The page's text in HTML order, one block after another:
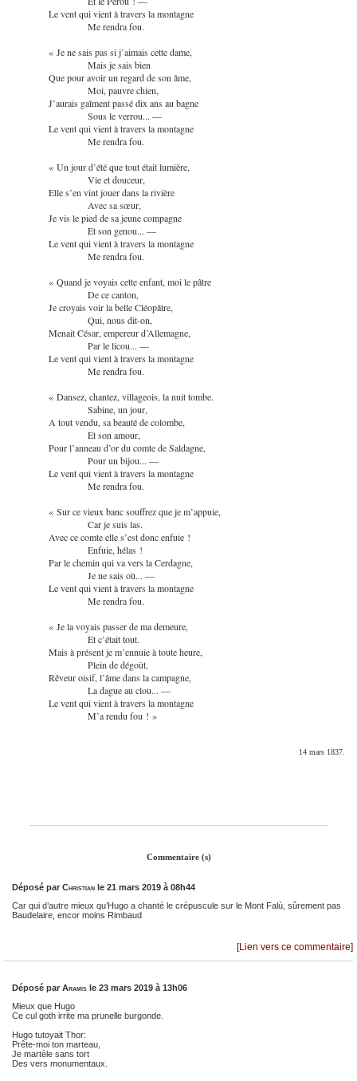
Le vent qui vient à travers la montagne
Me rendra fou.
« Je ne sais pas si j’aimais cette dame,
Mais je sais bien
Que pour avoir un regard de son âme,
Moi, pauvre chien,
J’aurais gaîment passé dix ans au bagne
Sous le verrou... —
Le vent qui vient à travers la montagne
Me rendra fou.
« Un jour d’été que tout était lumière,
Vie et douceur,
Elle s’en vint jouer dans la rivière
Avec sa sœur,
Je vis le pied de sa jeune compagne
Et son genou... —
Le vent qui vient à travers la montagne
Me rendra fou.
« Quand je voyais cette enfant, moi le pâtre
De ce canton,
Je croyais voir la belle Cléopâtre,
Qui, nous dit-on,
Menait César, empereur d’Allemagne,
Par le licou... —
Le vent qui vient à travers la montagne
Me rendra fou.
« Dansez, chantez, villageois, la nuit tombe.
Sabine, un jour,
A tout vendu, sa beauté de colombe,
Et son amour,
Pour l’anneau d’or du comte de Saldagne,
Pour un bijou... —
Le vent qui vient à travers la montagne
Me rendra fou.
« Sur ce vieux banc souffrez que je m’appuie,
Car je suis las.
Avec ce comte elle s’est donc enfuie !
Enfuie, hélas !
Par le chemin qui va vers la Cerdagne,
Je ne sais où... —
Le vent qui vient à travers la montagne
Me rendra fou.
« Je la voyais passer de ma demeure,
Et c’était tout.
Mais à présent je m’ennuie à toute heure,
Plein de dégoût,
Rêveur oisif, l’âme dans la campagne,
La dague au clou... —
Le vent qui vient à travers la montagne
M’a rendu fou ! »
14 mars 1837.
Commentaire (s)
Déposé par Christian le 21 mars 2019 à 08h44
Car qui d’autre mieux qu’Hugo a chanté le crépuscule sur le Mont Falù, sûrement pas
Baudelaire, encor moins Rimbaud
[Lien vers ce commentaire]
Déposé par Aramis le 23 mars 2019 à 13h06
Mieux que Hugo
Ce cul goth irrite ma prunelle burgonde.
Hugo tutoyait Thor:
Prête-moi ton marteau,
Je martèle sans tort
Des vers monumentaux.